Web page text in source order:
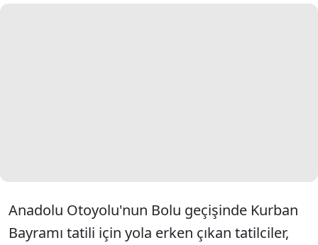
Anadolu Otoyolu'nun Bolu geçişinde Kurban
Bayramı tatili için yola erken çıkan tatilciler,